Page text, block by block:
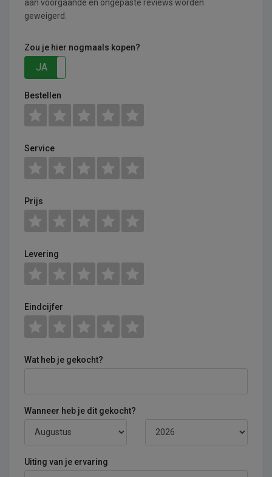
aan voorgaande en ongepaste reviews worden
geweigerd.
Zou je hier nogmaals kopen?
JA
Bestellen
Service
Prijs
Levering
Eindcijfer
Wat heb je gekocht?
Wanneer heb je dit gekocht?
Uiting van je ervaring